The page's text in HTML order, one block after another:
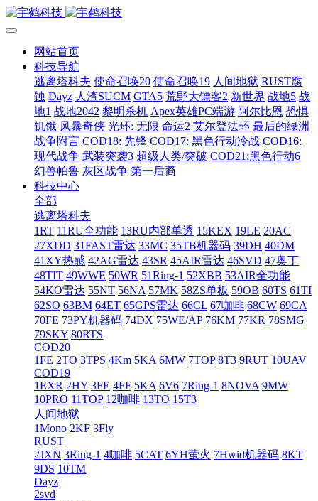
网站首页
科技导航
逃离塔科夫 使命召唤20 使命召唤19 人间地狱 RUST腐
蚀 Dayz 人渣SUCM GTA5 荒野大镖客2 新世界 战地5 战
地1 战地2042 黎明杀机 Apex英雄PC端游 阿尔比恩 恐惧
饥饿 风暴奇侠 光环: 无限 命运2 艾尔登法环 最后的绿洲
战争附言 COD18: 先锋 COD17: 黑色行动冷战 COD16:
现代战争 武装突袭3 超级人类/突破 COD21:黑色行动6
幻兽帕鲁 灰区战争 第一后裔
科技中心
全部
逃离塔科夫
1RT 11RU全功能 13RU内部单透 15KEX 19LE 20AC
27XDD 31FAST雷达 33MC 35TB机器码 39DH 40DM
41XY热感 42AG雷达 43SR 45AIR雷达 46SVD 47奥丁
48TIT 49WWE 50WR 51Ring-1 52XBB 53AIR全功能
54KO雷达 55NT 56NA 57MK 58ZS单板 59OB 60TS 61TI
62SO 63BM 64ET 65GPS雷达 66CL 67咖啡 68CW 69CA
70FE 73PY机器码 74DX 75WE/AP 76KM 77KR 78SMG
79SKY 80RTS
COD20
1FE 2TO 3TPS 4Km 5KA 6MW 7TOP 8T3 9RUT 10UAV
COD19
1EXR 2HY 3FE 4FF 5KA 6V6 7Ring-1 8NOVA 9MW
10PRO 11TOP 12咖啡 13TO 15T3
人间地狱
1Mono 2KF 3Fly
RUST
2JXN 3Ring-1 4咖啡 5CAT 6YH萤火 7Hwid机器码 8KT
9DS 10TM
Dayz
2svd